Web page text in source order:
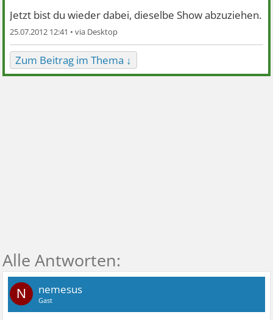
Jetzt bist du wieder dabei, dieselbe Show abzuziehen.
25.07.2012 12:41 •
Zum Beitrag im Thema ↓
N nemesus
Gast